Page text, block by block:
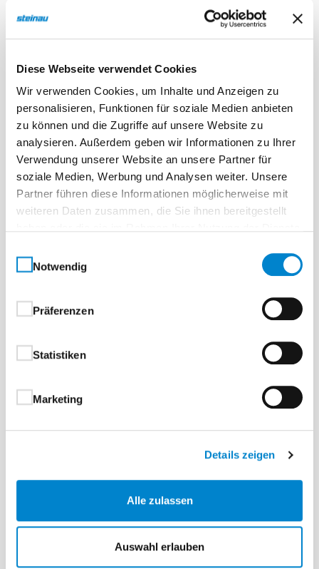
Diese Webseite verwendet Cookies
Wir verwenden Cookies, um Inhalte und Anzeigen zu
personalisieren, Funktionen für soziale Medien anbieten
zu können und die Zugriffe auf unsere Website zu
analysieren. Außerdem geben wir Informationen zu Ihrer
Verwendung unserer Website an unsere Partner für
soziale Medien, Werbung und Analysen weiter. Unsere
Partner führen diese Informationen möglicherweise mit
weiteren Daten zusammen, die Sie ihnen bereitgestellt
Notwendig
Präferenzen
Statistiken
Marketing
Details zeigen
Alle zulassen
Auswahl erlauben
Aluminium-Haustüren 1-flügelig Elegance Plan Hybrid